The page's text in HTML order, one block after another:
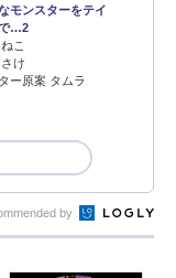
モンスターをテイ
…2
こ
け
ー原案 タムラ
by